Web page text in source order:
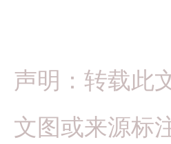
声明：转载此
文图或来源标